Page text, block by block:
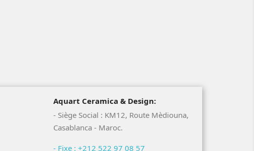
Aquart Ceramica & Design:
- Siège Social : KM12, Route Mèdiouna,
Casablanca - Maroc.
- Fixe : +212 522 97 08 57